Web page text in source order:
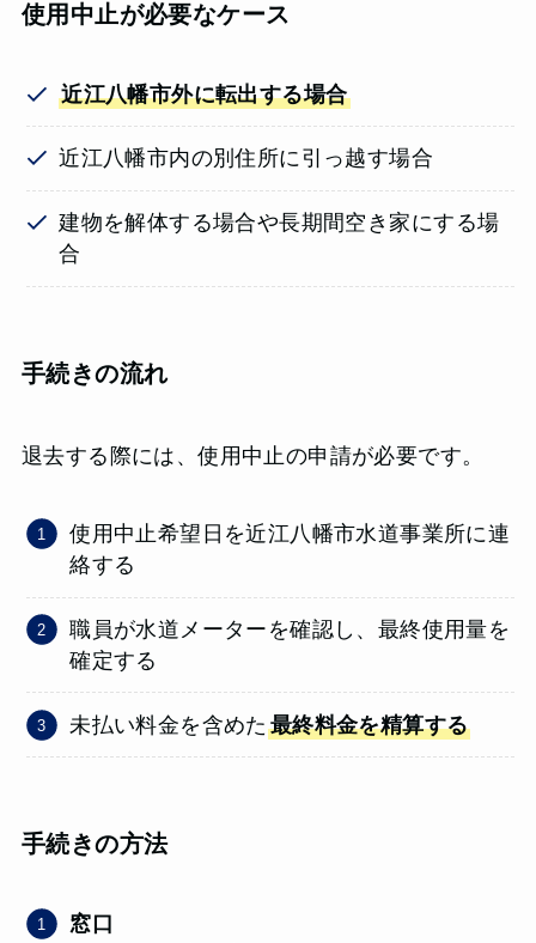
使用中止が必要なケース
近江八幡市外に転出する場合
近江八幡市内の別住所に引っ越す場合
建物を解体する場合や長期間空き家にする場
合
手続きの流れ
退去する際には、使用中止の申請が必要です。
使用中止希望日を近江八幡市水道事業所に連
絡する
職員が水道メーターを確認し、最終使用量を
確定する
未払い料金を含めた 最終料金を精算する
手続きの方法
窓口